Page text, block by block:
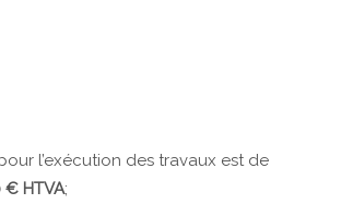
l’exécution des travaux est de
€ HTVA;